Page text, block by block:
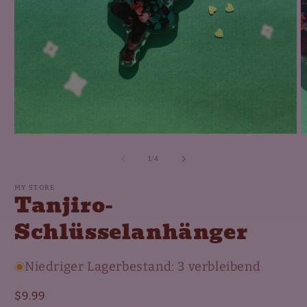
1/von
4
MY STORE
Tanjiro-
Schlüsselanhänger
Niedriger Lagerbestand: 3 verbleibend
Normaler
$9.99